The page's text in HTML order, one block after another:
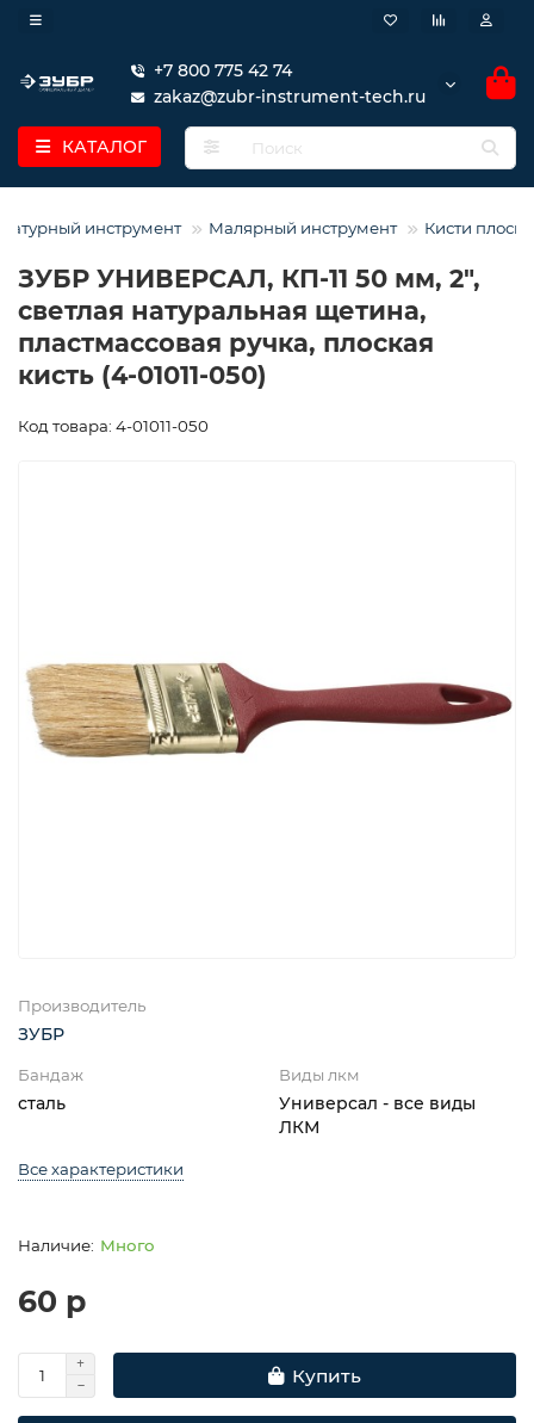
+7 800 775 42 74
zakaz@zubr-instrument-tech.ru
КАТАЛОГ
инструмент Малярный инструмент Кисти
ЗУБР УНИВЕРСАЛ, КП-11 50 мм, 2″,
светлая натуральная щетина,
пластмассовая ручка, плоская
кисть (4-01011-050)
Код товара: 4-01011-050
Производитель
ЗУБР
Бандаж
сталь
Виды лкм
Универсал - все виды
ЛКМ
Все характеристики
Много
60 р
Купить